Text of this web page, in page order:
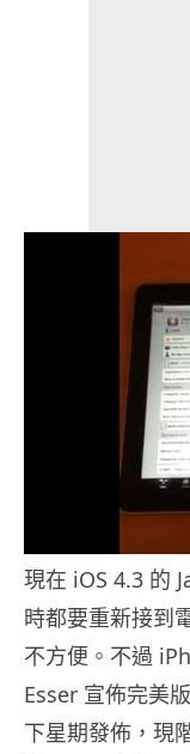
現在 iOS 4.3 的
時都要重新接到
不方便。不過
Esser 宣佈完美
下星期發佈，現